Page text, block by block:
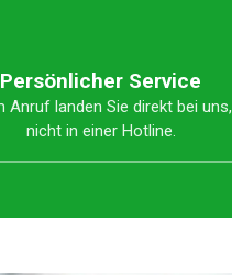
Persönlicher Service
Anruf landen Sie direkt bei uns,
nicht in einer Hotline.